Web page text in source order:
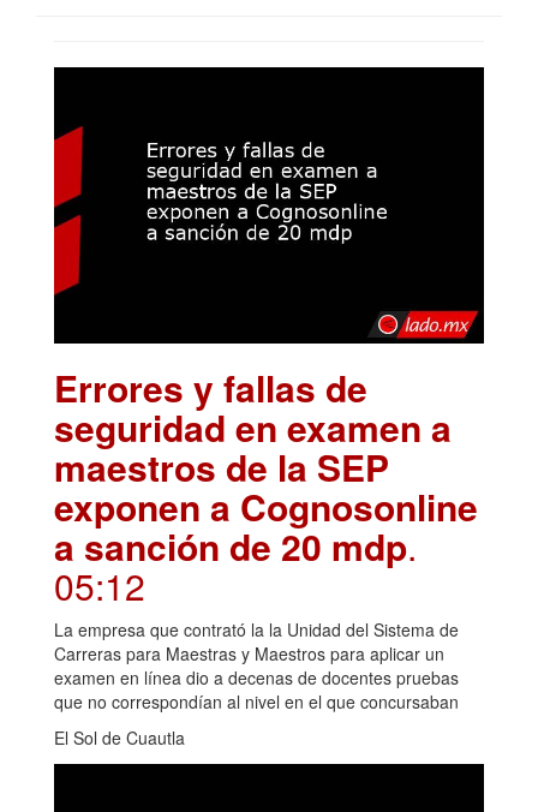
Errores y fallas de
seguridad en examen a
maestros de la SEP
exponen a Cognosonline
a sanción de 20 mdp.
05:12
La empresa que contrató la la Unidad del Sistema de
Carreras para Maestras y Maestros para aplicar un
examen en línea dio a decenas de docentes pruebas
que no correspondían al nivel en el que concursaban
El Sol de Cuautla